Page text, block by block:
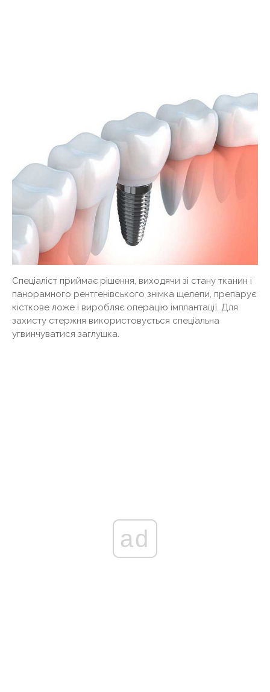
Спеціаліст приймає рішення, виходячи зі стану тканин і
панорамного рентгенівського знімка щелепи, препарує
кісткове ложе і виробляє операцію імплантації. Для
захисту стержня використовується спеціальна
угвинчуватися заглушка.
ad